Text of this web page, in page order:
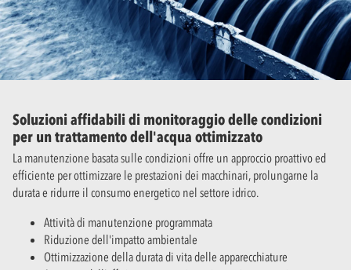
Soluzioni affidabili di monitoraggio delle condizioni
per un trattamento dell'acqua ottimizzato
La manutenzione basata sulle condizioni offre un approccio proattivo ed
efficiente per ottimizzare le prestazioni dei macchinari, prolungarne la
durata e ridurre il consumo energetico nel settore idrico.
Attività di manutenzione programmata
Riduzione dell'impatto ambientale
Ottimizzazione della durata di vita delle apparecchiature